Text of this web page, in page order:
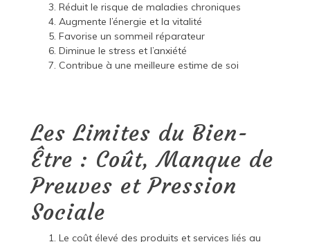
Réduit le risque de maladies chroniques
Augmente l’énergie et la vitalité
Favorise un sommeil réparateur
Diminue le stress et l’anxiété
Contribue à une meilleure estime de soi
Les Limites du Bien-
Être : Coût, Manque de
Preuves et Pression
Sociale
Le coût élevé des produits et services liés au